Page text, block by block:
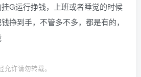
G运行挣钱，上班或者睡觉的时候
挣到手，不管多不多，都是有的，
许请勿转载。